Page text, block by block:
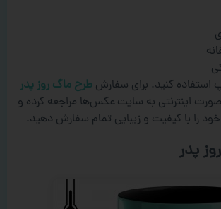
استفاده کنید. برای سفارش طرح ماگ روز پدر
اینترنتی به سایت عکس‌ها مراجعه کرده و
را با کیفیت و زیبایی تمام سفارش دهید.
پدر